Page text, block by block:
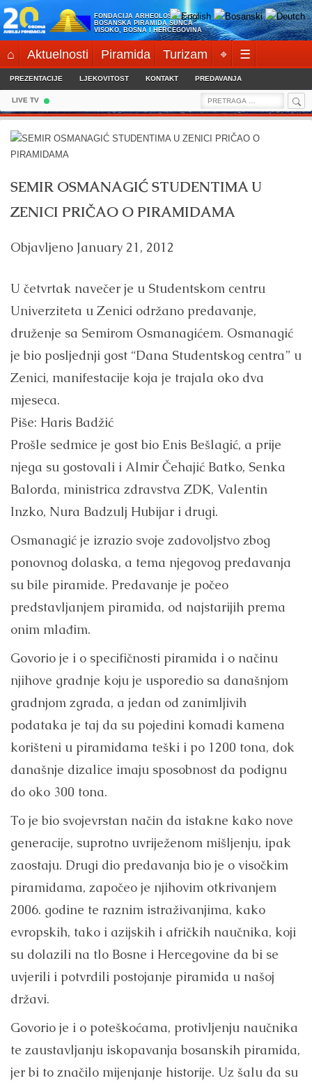
Skip
to
content
FONDACIJA ARHEOLOŠKI PARK:
BOSANSKA PIRAMIDA SUNCA
VISOKO, BOSNA I HERCEGOVINA
⌂ Aktuelnosti Piramida Turizam ⌖ ☰
PREZENTACIJE LJEKOVITOST KONTAKT PREDAVANJA
LIVE TV
Search
for:
SEMIR OSMANAGIĆ STUDENTIMA U
ZENICI PRIČAO O PIRAMIDAMA
Objavljeno January 21, 2012
U četvrtak navečer je u Studentskom centru
Univerziteta u Zenici održano predavanje,
druženje sa Semirom Osmanagićem. Osmanagić
je bio posljednji gost “Dana Studentskog centra” u
Zenici, manifestacije koja je trajala oko dva
mjeseca.
Piše: Haris Badžić
Prošle sedmice je gost bio Enis Bešlagić, a prije
njega su gostovali i Almir Čehajić Batko, Senka
Balorda, ministrica zdravstva ZDK, Valentin
Inzko, Nura Badzulj Hubijar i drugi.
Osmanagić je izrazio svoje zadovoljstvo zbog
ponovnog dolaska, a tema njegovog predavanja
su bile piramide. Predavanje je počeo
predstavljanjem piramida, od najstarijih prema
onim mlađim.
Govorio je i o specifičnosti piramida i o načinu
njihove gradnje koju je usporedio sa današnjom
gradnjom zgrada, a jedan od zanimljivih
podataka je taj da su pojedini komadi kamena
korišteni u piramidama teški i po 1200 tona, dok
današnje dizalice imaju sposobnost da podignu
do oko 300 tona.
To je bio svojevrstan način da istakne kako nove
generacije, suprotno uvriježenom mišljenju, ipak
zaostaju. Drugi dio predavanja bio je o visočkim
piramidama, započeo je njihovim otkrivanjem
2006. godine te raznim istraživanjima, kako
evropskih, tako i azijskih i afričkih naučnika, koji
su dolazili na tlo Bosne i Hercegovine da bi se
uvjerili i potvrdili postojanje piramida u našoj
državi.
Govorio je i o poteškoćama, protivljenju naučnika
te zaustavljanju iskopavanja bosanskih piramida,
jer bi to značilo mijenjanje historije. Uz šalu da su